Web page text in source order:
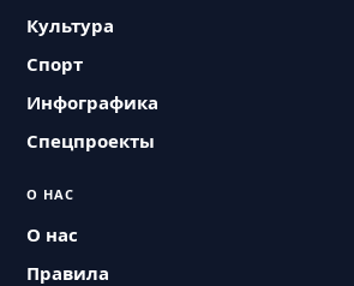
Культура
Спорт
Инфографика
Спецпроекты
О НАС
О нас
Правила